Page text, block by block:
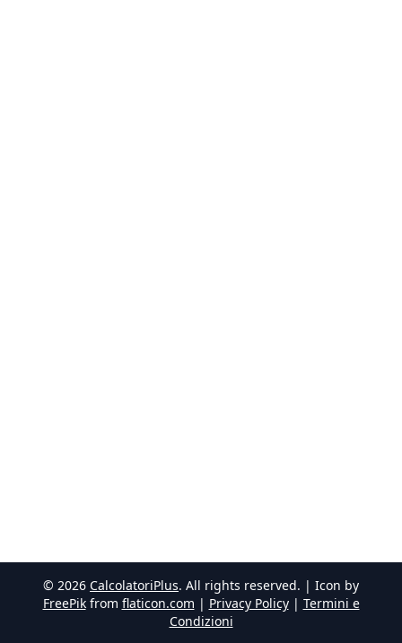
© 2026 CalcolatoriPlus. All rights reserved. | Icon by
FreePik from flaticon.com | Privacy Policy| Termini e
Condizioni